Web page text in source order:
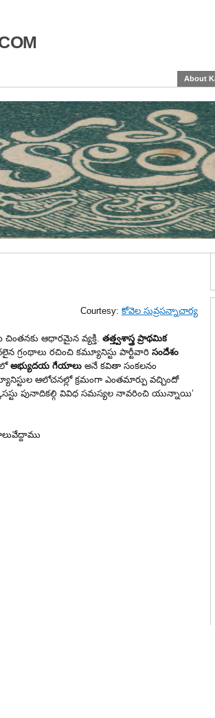
About
Courtesy: కోవెల సువ్రసన్నాచార్య
ఆధారమైన వ్యక్తి. తత్త్వశాస్త్ర ప్రాథమిక
గ్రంథాలు రచించి కమ్యూనిస్టు పార్టీవారి సందేశం
అభ్యుదయ గేయాలు అనే కవితా సంకలనం
ఆలోచనల్లో క్రమంగా ఎంతమార్పు వచ్చిందో
పునాదికల్గి వివిధ సమస్యల నావరించి యున్నాయి’